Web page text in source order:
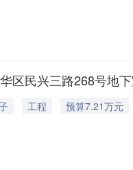
区民兴三路268号地
工程
预算7.21万元